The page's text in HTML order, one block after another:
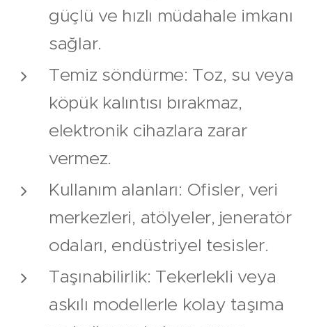
güçlü ve hızlı müdahale imkanı
sağlar.
Temiz söndürme: Toz, su veya
köpük kalıntısı bırakmaz,
elektronik cihazlara zarar
vermez.
Kullanım alanları: Ofisler, veri
merkezleri, atölyeler, jeneratör
odaları, endüstriyel tesisler.
Taşınabilirlik: Tekerlekli veya
askılı modellerle kolay taşıma